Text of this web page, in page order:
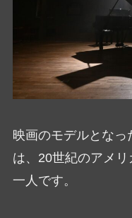
映画のモデルとなっ
は、20世紀のアメ
一人です。